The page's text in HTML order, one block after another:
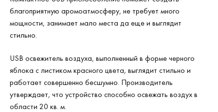
благоприятную аромоатмосферу, не требует много
мощности, занимает мало места да еще и выглядит
стильно.
USB освежитель воздуха, выполненный в форме черного
яблока с листиком красного цвета, выглядит стильно и
работает совершенно бесшумно. Производитель
утверждает, что устройство способно освежать воздух в
области 20 кв. м.